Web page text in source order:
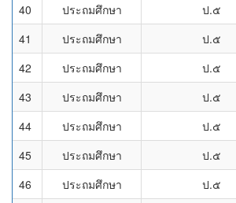
40
ประถมศึกษา ป.๕
41
ประถมศึกษา ป.๕
42
ประถมศึกษา ป.๕
43
ประถมศึกษา ป.๕
44
ประถมศึกษา ป.๕
45
ประถมศึกษา ป.๕
46
ประถมศึกษา ป.๕